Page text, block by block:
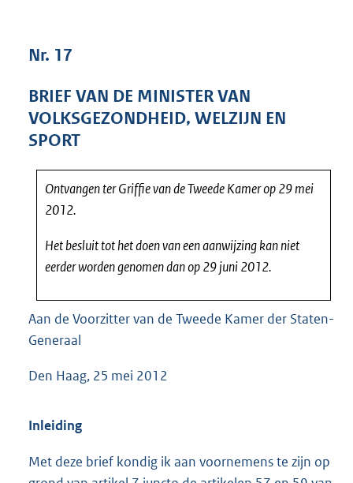
Nr. 17
BRIEF VAN DE MINISTER VAN
VOLKSGEZONDHEID, WELZIJN EN
SPORT
Ontvangen ter Griffie van de Tweede Kamer op 29 mei
2012.
Het besluit tot het doen van een aanwijzing kan niet
eerder worden genomen dan op 29 juni 2012.
Aan de Voorzitter van de Tweede Kamer der Staten-
Generaal
Den Haag, 25 mei 2012
Inleiding
Met deze brief kondig ik aan voornemens te zijn op